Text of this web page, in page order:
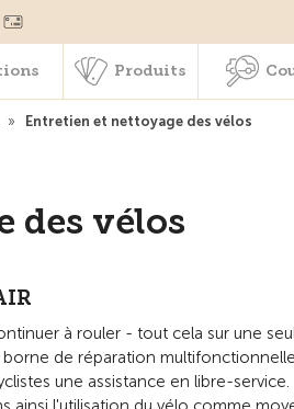
Produits
» Entretien et nettoyage des vélos
des vélos
à rouler - tout cela sur une
de réparation
une assistance en libre-service.